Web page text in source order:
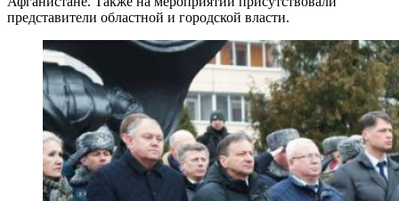
представители областной и городской власти.